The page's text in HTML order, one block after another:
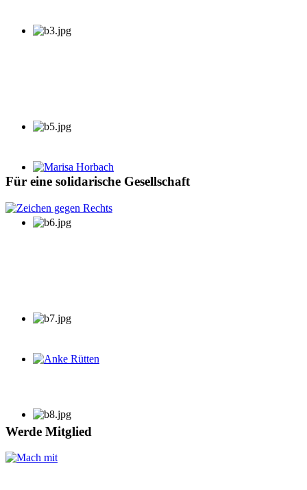
Marisa Horbach
Für eine solidarische Gesellschaft
Werde Mitglied